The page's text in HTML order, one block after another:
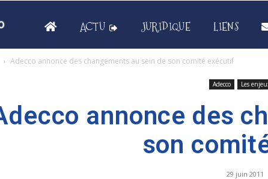
ACTU JURIDIQUE LIENS
Adecco annonce des changements au sein de son comité exécutif
Adecco Les
annonce des
son
29 juin 2011